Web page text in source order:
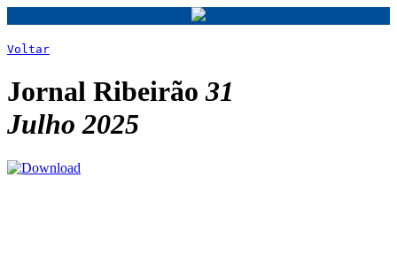
Voltar
Jornal Ribeirão 31
Julho 2025